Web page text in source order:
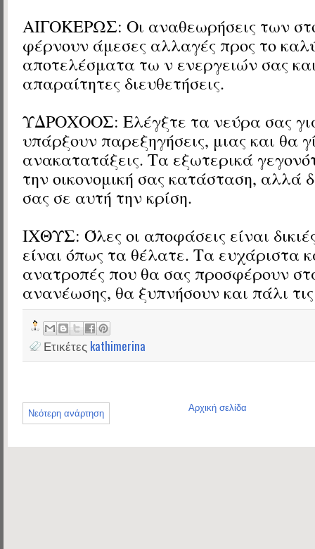
ΑΙΓΟΚΕΡΩΣ: Οι αναθεωρήσεις των
φέρνουν άμεσες αλλαγές προς το
αποτελέσματα τω ν ενεργειών σας
απαραίτητες διευθετήσεις.
ΥΔΡΟΧΟΟΣ: Ελέγξτε τα νεύρα σας
υπάρξουν παρεξηγήσεις, μιας και θα
ανακατατάξεις. Τα εξωτερικά
την οικονομική σας κατάσταση, αλλά
σας σε αυτή την κρίση.
ΙΧΘΥΣ: Όλες οι αποφάσεις είναι
είναι όπως τα θέλατε. Τα ευχάριστα
ανατροπές που θα σας προσφέρουν
ανανέωσης, θα ξυπνήσουν και πάλι
Ετικέτες kathimerina
Νεότερη ανάρτηση
Αρχική σελίδα